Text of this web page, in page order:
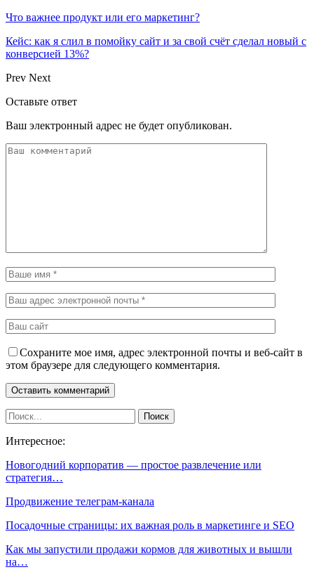
Что важнее продукт или его маркетинг?
Кейс: как я слил в помойку сайт и за свой счёт сделал новый с
конверсией 13%?
Prev Next
Оставьте ответ
Ваш электронный адрес не будет опубликован.
Сохраните мое имя, адрес электронной почты и веб-сайт в
этом браузере для следующего комментария.
Интересное:
Новогодний корпоратив — простое развлечение или
стратегия…
Продвижение телеграм-канала
Посадочные страницы: их важная роль в маркетинге и SEO
Как мы запустили продажи кормов для животных и вышли
на…